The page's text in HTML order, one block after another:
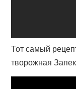
Тот самый
творожная